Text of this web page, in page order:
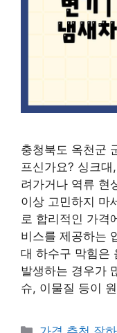
충청북도 옥천군
프신가요? 싱크
려가거나 역류 현
이상 고민하지 마
로 합리적인 가격
비스를 제공하는
대 하수구 막힘은
발생하는 경우가
슈, 이물질 등이
카